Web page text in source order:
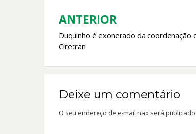
Navegação
de
ANTERIOR
Duquinho é exonerado da coordenação
Ciretran
Deixe um comentário
O seu endereço de e-mail não será publicado.